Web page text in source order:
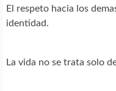
El respeto hacia los
identidad.
La vida no se trata solo